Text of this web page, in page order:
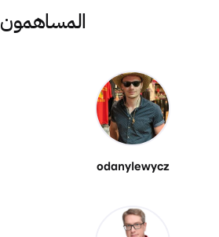
المساهمون
odanylewycz